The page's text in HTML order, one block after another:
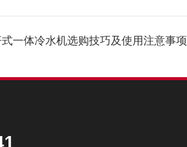
一体冷水机选购技巧及使用注意事项